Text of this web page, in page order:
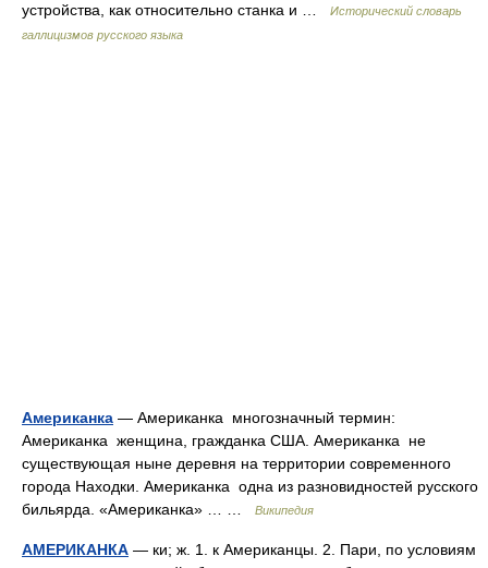
устройства, как относительно станка и …
Исторический словарь
галлицизмов русского языка
Американка — Американка многозначный термин:
Американка женщина, гражданка США. Американка не
существующая ныне деревня на территории современного
города Находки. Американка одна из разновидностей русского
бильярда. «Американка» … …
Википедия
АМЕРИКАНКА — ки; ж. 1. к Американцы. 2. Пари, по условиям